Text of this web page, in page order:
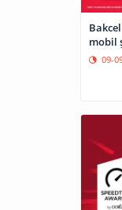
mobil
09-